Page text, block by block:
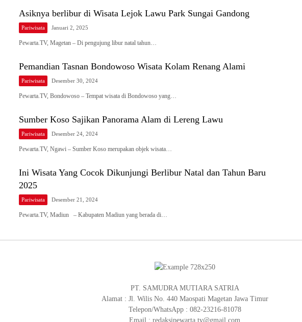
Asiknya berlibur di Wisata Lejok Lawu Park Sungai Gandong
Pariwisata Januari 2, 2025
Pewarta.TV, Magetan – Di pengujung libur natal tahun…
Pemandian Tasnan Bondowoso Wisata Kolam Renang Alami
Pariwisata Desember 30, 2024
Pewarta.TV, Bondowoso – Tempat wisata di Bondowoso yang…
Sumber Koso Sajikan Panorama Alam di Lereng Lawu
Pariwisata Desember 24, 2024
Pewarta.TV, Ngawi – Sumber Koso merupakan objek wisata…
Ini Wisata Yang Cocok Dikunjungi Berlibur Natal dan Tahun Baru
2025
Pariwisata Desember 21, 2024
Pewarta.TV, Madiun – Kabupaten Madiun yang berada di…
PT. SAMUDRA MUTIARA SATRIA
Alamat : Jl. Wilis No. 440 Maospati Magetan Jawa Timur
Telepon/WhatsApp : 082-23216-81078
Email : redaksipewarta.tv@gmail.com